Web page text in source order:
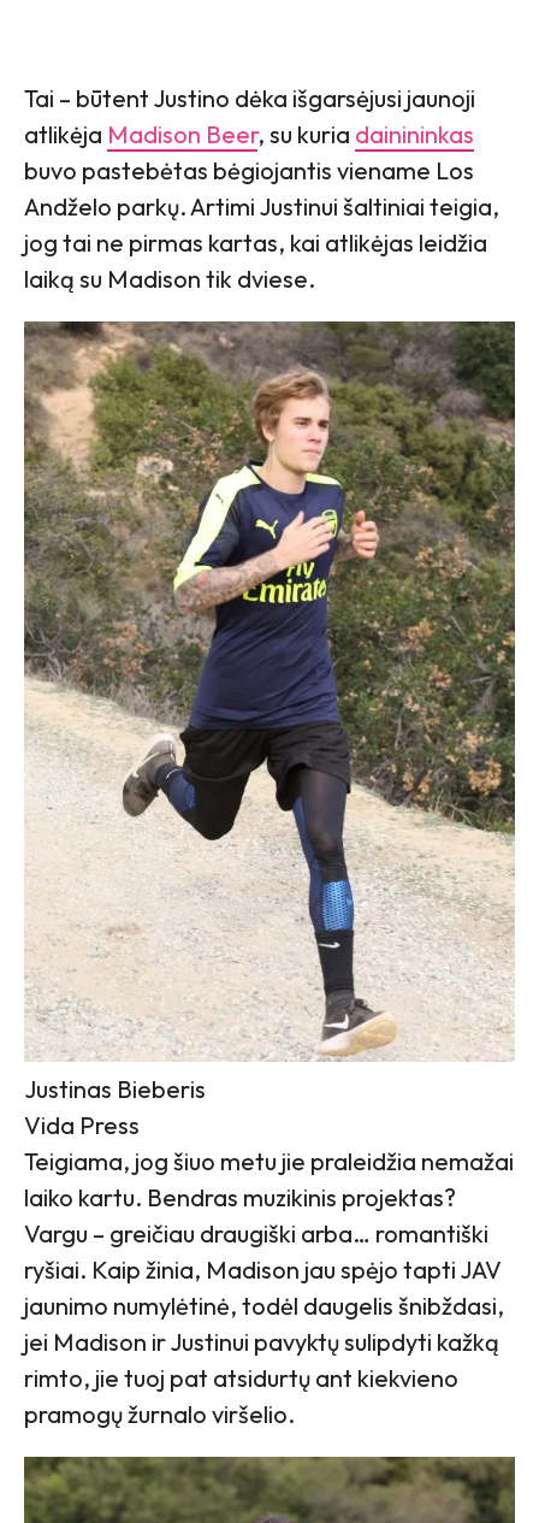
Tai – būtent Justino dėka išgarsėjusi jaunoji
atlikėja Madison Beer, su kuria dainininkas
buvo pastebėtas bėgiojantis viename Los
Andželo parkų. Artimi Justinui šaltiniai teigia,
jog tai ne pirmas kartas, kai atlikėjas leidžia
laiką su Madison tik dviese.
Justinas Bieberis
Vida Press
Teigiama, jog šiuo metu jie praleidžia nemažai
laiko kartu. Bendras muzikinis projektas?
Vargu – greičiau draugiški arba… romantiški
ryšiai. Kaip žinia, Madison jau spėjo tapti JAV
jaunimo numylėtinė, todėl daugelis šnibždasi,
jei Madison ir Justinui pavyktų sulipdyti kažką
rimto, jie tuoj pat atsidurtų ant kiekvieno
pramogų žurnalo viršelio.